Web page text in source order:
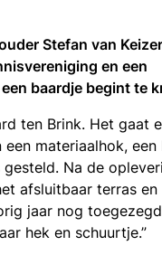
Stefan van
en een
baardje begint te
ten Brink. Het gaat
materiaalhok, een
Na de
afsluitbaar terras en
jaar nog
hek en schuurtje.”